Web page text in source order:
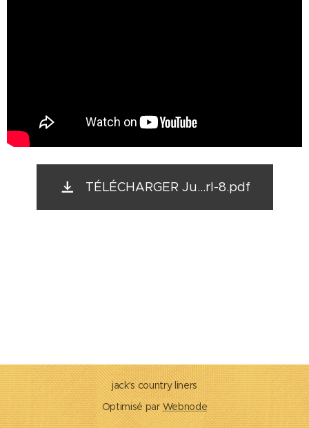
TÉLÉCHARGER Ju...rl-8.pdf
jack's country liners
Optimisé parWebnode